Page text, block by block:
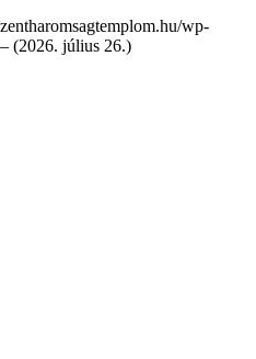
wp-
(2026. július 26.)